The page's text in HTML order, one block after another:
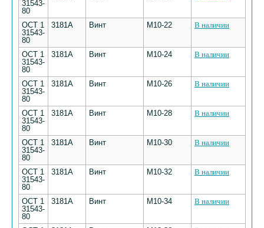
31543-
80
ОСТ 1
31543-
80
3181А Винт М10-22 В наличии
ОСТ 1
31543-
80
3181А Винт М10-24 В наличии
ОСТ 1
31543-
80
3181А Винт М10-26 В наличии
ОСТ 1
31543-
80
3181А Винт М10-28 В наличии
ОСТ 1
31543-
80
3181А Винт М10-30 В наличии
ОСТ 1
31543-
80
3181А Винт М10-32 В наличии
ОСТ 1
31543-
80
3181А Винт М10-34 В наличии